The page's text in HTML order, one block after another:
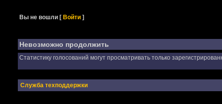
Вы не вошли [Войти ]
Невозможно продолжить
Статистику голосований могут просматривать только
Служба техподдержки